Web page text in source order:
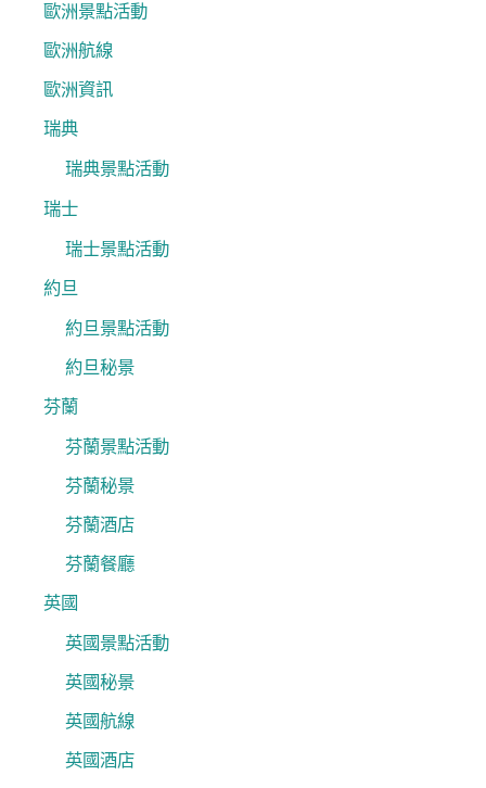
歐洲景點活動
歐洲航線
歐洲資訊
瑞典
瑞典景點活動
瑞士
瑞士景點活動
約旦
約旦景點活動
約旦秘景
芬蘭
芬蘭景點活動
芬蘭秘景
芬蘭酒店
芬蘭餐廳
英國
英國景點活動
英國秘景
英國航線
英國酒店